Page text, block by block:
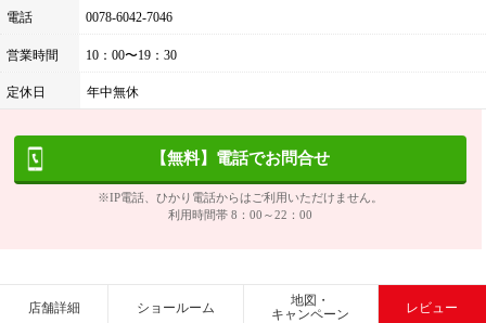
電話 0078-6042-7046
営業時間 10：00〜19：30
定休日 年中無休
【無料】電話でお問合せ
※IP電話、ひかり電話からはご利用いただけません。
利用時間帯 8：00～22：00
店舗詳細 ショールーム
地図・
キャンペーン
レビュー